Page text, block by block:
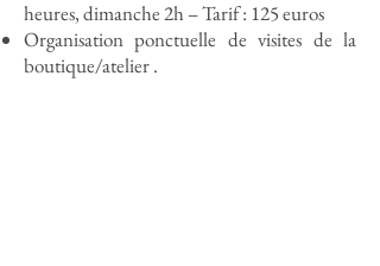
heures, dimanche 2h – Tarif : 125 euros
Organisation ponctuelle de visites de la
boutique/atelier .